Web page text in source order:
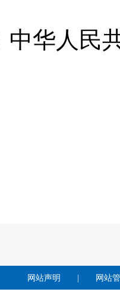
中华人民
网站声明 网站